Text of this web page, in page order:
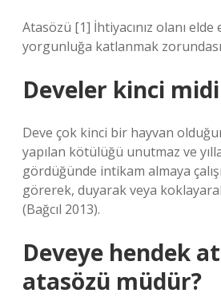
Atasözü [1] İhtiyacınız olanı elde
yorgunluğa katlanmak
Develer kinci
Deve çok kinci bir hayvan
yapılan kötülüğü unutmaz ve
gördüğünde intikam almaya
görerek, duyarak veya
(Bağcıl 2013).
Deveye hendek
atasözü müdür?